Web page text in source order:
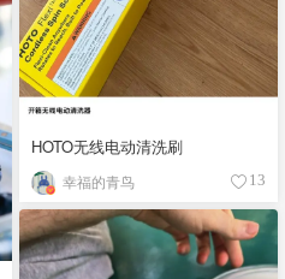
HOTO无线电动清洗刷
幸福的青鸟 13